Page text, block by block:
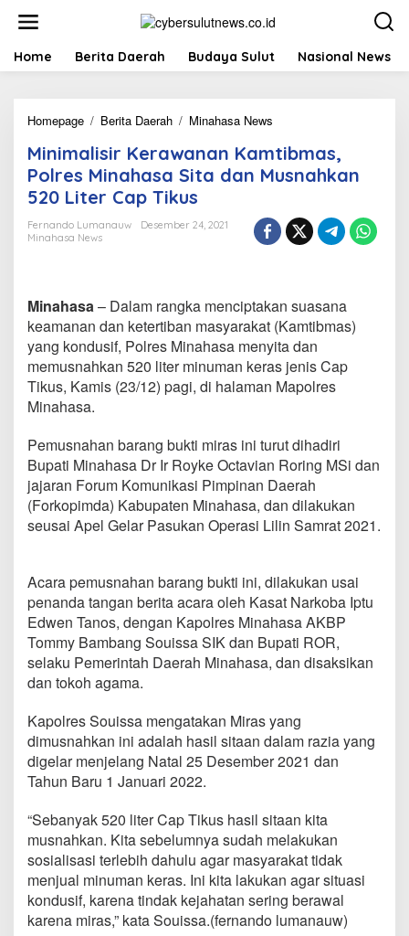
t
Home Berita Daerah Budaya Sulut Nasional News
Homepage / Berita Daerah / Minahasa News
n
i
m
l
K
e
r
a
w
a
K
a
m
t
i
b
s
,
P
o
l
r
i
n
a
s
a
S
i
t
a
d
a
Minimalisir Kerawanan Kamtibmas,
Polres Minahasa Sita dan Musnahkan
520 Liter Cap Tikus
Fernando Lumanauw
Desember 24, 2021
Minahasa News
Minahasa– Dalam rangka menciptakan suasana
keamanan dan ketertiban masyarakat (Kamtibmas)
yang kondusif, Polres Minahasa menyita dan
memusnahkan 520 liter minuman keras jenis Cap
Tikus, Kamis (23/12) pagi, di halaman Mapolres
Minahasa.
Pemusnahan barang bukti miras ini turut dihadiri
Bupati Minahasa Dr Ir Royke Octavian Roring MSi dan
jajaran Forum Komunikasi Pimpinan Daerah
(Forkopimda) Kabupaten Minahasa, dan dilakukan
seusai Apel Gelar Pasukan Operasi Lilin Samrat 2021.
Acara pemusnahan barang bukti ini, dilakukan usai
penanda tangan berita acara oleh Kasat Narkoba Iptu
Edwen Tanos, dengan Kapolres Minahasa AKBP
Tommy Bambang Souissa SIK dan Bupati ROR,
selaku Pemerintah Daerah Minahasa, dan disaksikan
dan tokoh agama.
Kapolres Souissa mengatakan Miras yang
dimusnahkan ini adalah hasil sitaan dalam razia yang
digelar menjelang Natal 25 Desember 2021 dan
Tahun Baru 1 Januari 2022.
“Sebanyak 520 liter Cap Tikus hasil sitaan kita
musnahkan. Kita sebelumnya sudah melakukan
sosialisasi terlebih dahulu agar masyarakat tidak
menjual minuman keras. Ini kita lakukan agar situasi
kondusif, karena tindak kejahatan sering berawal
karena miras,” kata Souissa.(fernando lumanauw)